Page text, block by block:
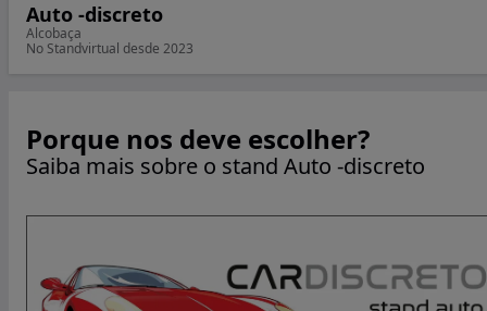
Auto -discreto
Alcobaça
No Standvirtual desde 2023
Porque nos deve escolher?
Saiba mais sobre o stand Auto -discreto